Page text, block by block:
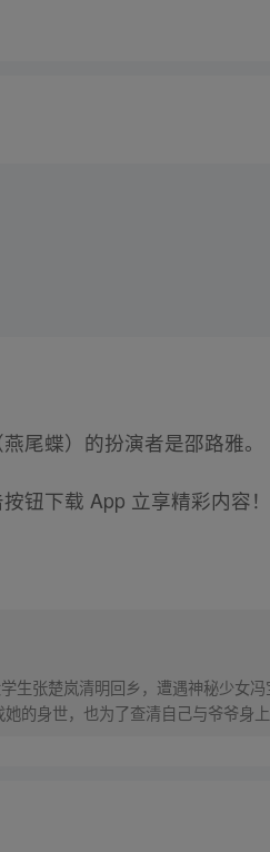
尾蝶）的扮演者是邵路雅。
钮下载 App 立享精彩内容！
生张楚岚清明回乡，遭遇神秘少女
的身世，也为了查清自己与爷爷身